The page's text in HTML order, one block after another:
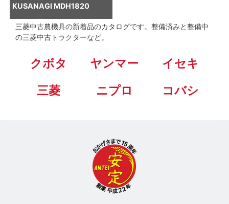
KUSANAGI MDH1820
三菱中古農機具の新着品のカタログです。整備済みと整備中
の三菱中古トラクターなど。
クボタ ヤンマー
イセキ
三菱
ニプロ コバシ